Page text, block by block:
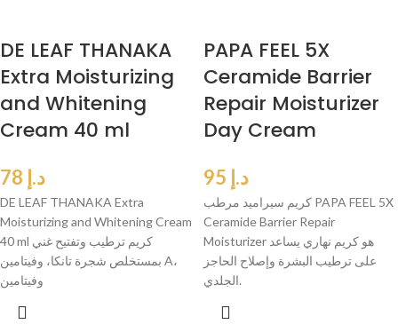
DE LEAF THANAKA
Extra Moisturizing
and Whitening
Cream 40 ml
د.إ
DE LEAF THANAKA Extra
Moisturizing and Whitening Cream
40 ml كريم ترطيب وتفتيح غني
بمستخلص شجرة تانكا، وفيتامين A،
وفيتامين
PAPA FEEL 5X
Ceramide Barrier
Repair Moisturizer
Day Cream
د.إ
كريم سيراميد مرطب PAPA FEEL 5X
Ceramide Barrier Repair
Moisturizer هو كريم نهاري يساعد
على ترطيب البشرة وإصلاح الحاجز
الجلدي.